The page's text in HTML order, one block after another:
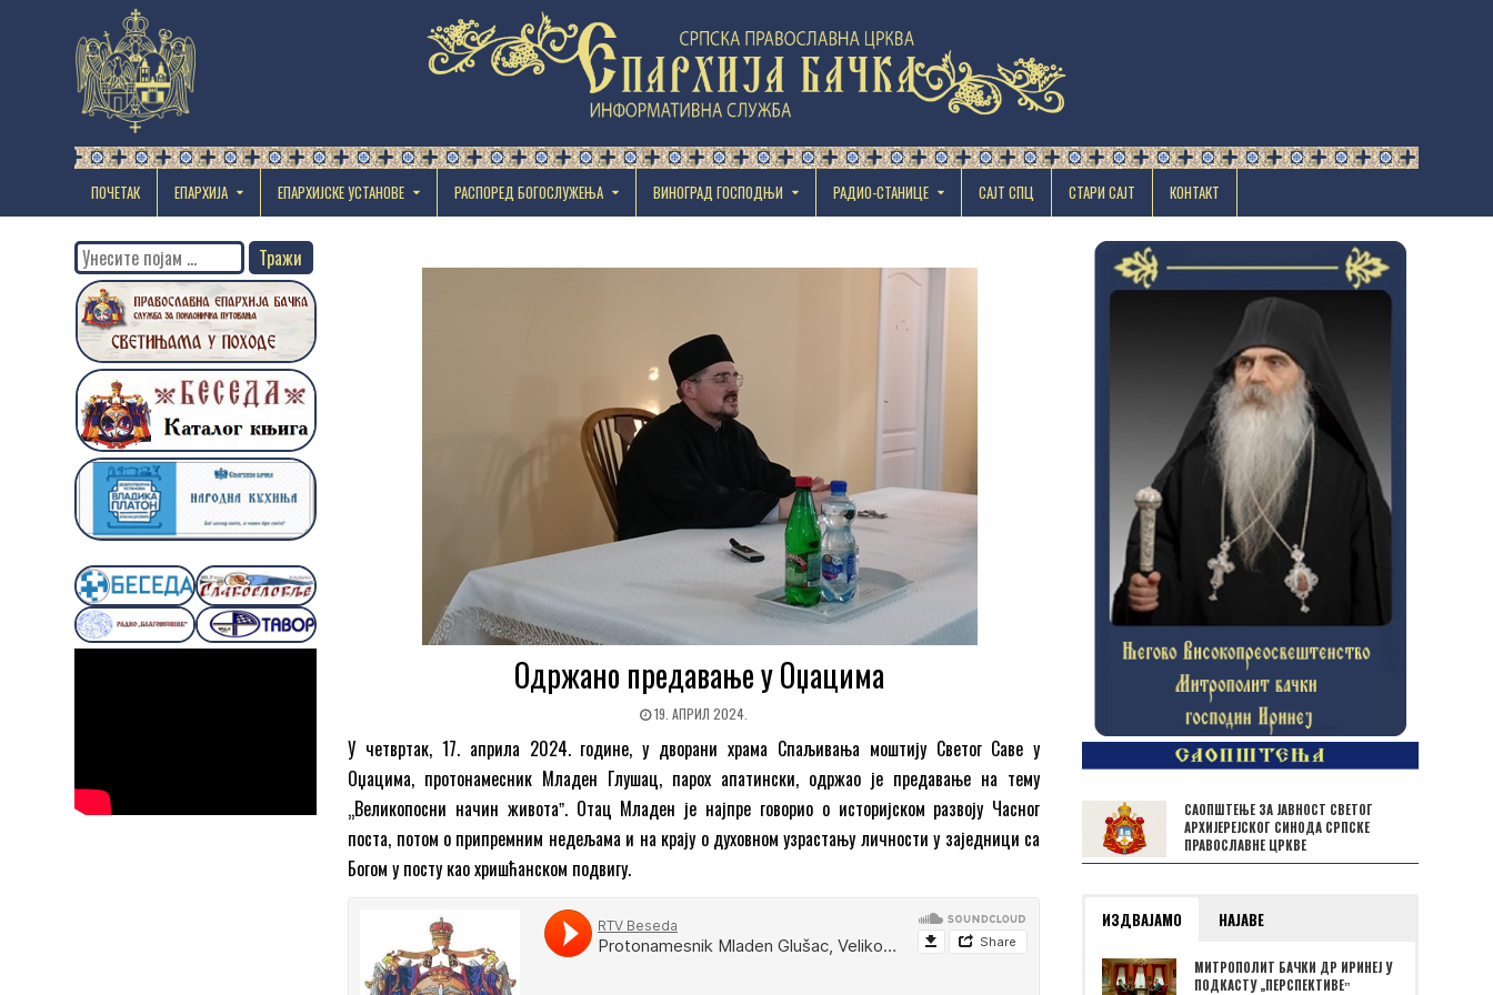
ПОЧЕТАК ЕПАРХИЈА EПАРХИЈСКЕ УСТАНОВЕ РАСПОРЕД БОГОСЛУЖЕЊА ВИНОГРАД ГОСПОДЊИ РАДИО-СТАНИЦЕ САЈТ СПЦ СТАРИ САЈТ КОНТАКТ
Одржано предавање у Оџацима
19. АПРИЛ 2024.
У четвртак, 17. априла 2024. године, у дворани храма Спаљивања моштију Светог Саве у
Оџацима, протонамесник Младен Глушац, парох апатински, одржао је предавање на тему
„Великопосни начин животаˮ. Отац Младен је најпре говорио о историјском развоју Часног
поста, потом о припремним недељама и на крају о духовном узрастању личности у заједници са
Богом у посту као хришћанском подвигу.
Search
for:
САОПШТЕЊЕ ЗА ЈАВНОСТ СВЕТОГ
АРХИЈЕРЕЈСКОГ СИНОДА СРПСКЕ
ПРАВОСЛАВНЕ ЦРКВЕ
ИЗДВАЈАМО НАЈАВЕ
МИТРОПОЛИТ БАЧКИ ДР ИРИНЕЈ У
ПОДКАСТУ „ПЕРСПЕКТИВЕˮ